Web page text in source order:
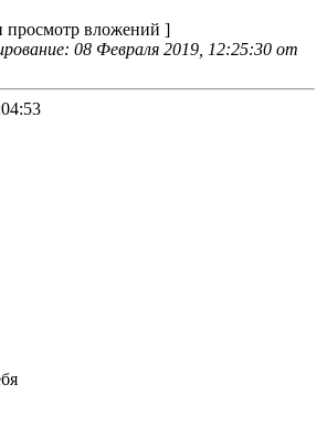
просмотр вложений ]
08 Февраля 2019, 12:25:30 от